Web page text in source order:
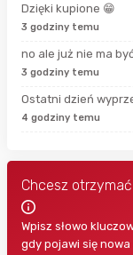
Dzięki kupione 😁
3 godziny temu
no ale już nie ma
3 godziny temu
Ostatni dzień
4 godziny temu
Chcesz otrzymać
Wpisz słowo
gdy pojawi się nowa